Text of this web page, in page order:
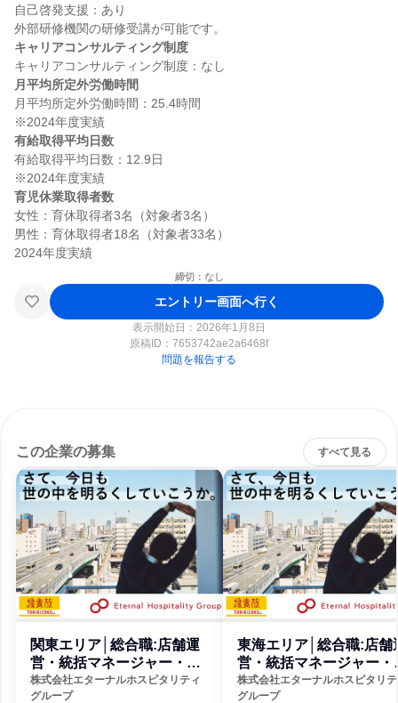
自己啓発支援：あり
キャリアコンサルティング制度
月平均所定外労働時間
月平均所定外労働時間：25.4時間
有給取得平均日数
有給取得平均日数：12.9日
育児休業取得者数
女性：育休取得者3名（対象者3名）
男性：育休取得者18名（対象者33名）
締切：なし
エントリー画面へ行く
表示開始日：2026年1月8日
原稿ID： 7653742ae2a6468f
問題を報告する
この企業の募集 すべて見る
関東エリア│総合職:店舗運
営・統括マネージャー・本
部スタッフ
株式会社エターナルホスピタリティ
グループ
東海エリア│総合職:店舗
営・統括マネージャー・
部スタッフ
株式会社エターナルホスピタリ
グループ